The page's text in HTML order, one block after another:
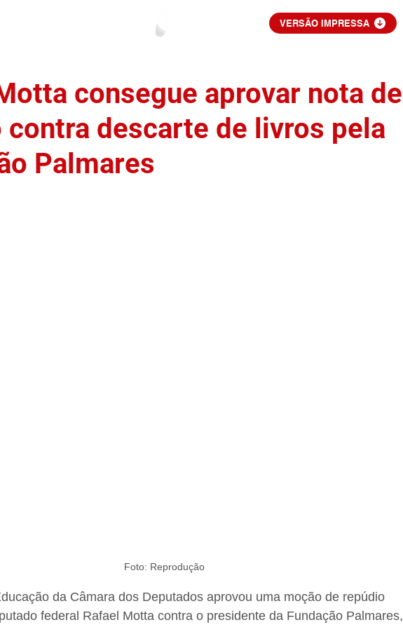
VERSÃO IMPRESSA
consegue aprovar nota de
contra descarte de livros pela
Palmares
Foto: Reprodução
da Câmara dos Deputados aprovou uma moção de repúdio
federal Rafael Motta contra o presidente da Fundação Palmares,